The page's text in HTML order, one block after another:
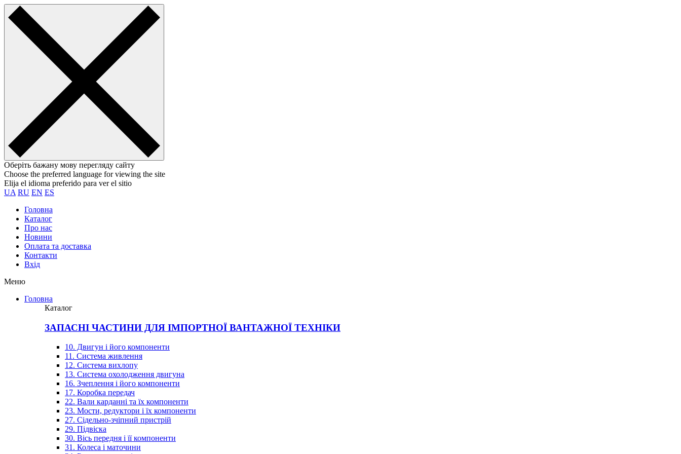
Оберіть бажану мову перегляду сайту
Choose the preferred language for viewing the site
Elija el idioma preferido para ver el sitio
UA RU EN ES
Головна
Каталог
Про нас
Новини
Оплата та доставка
Контакти
Вхiд
Меню
Головна
Каталог
ЗАПАСНІ ЧАСТИНИ ДЛЯ ІМПОРТНОЇ ВАНТАЖНОЇ ТЕХНІКИ
10. Двигун і його компоненти
11. Система живлення
12. Система вихлопу
13. Система охолодження двигуна
16. Зчеплення і його компоненти
17. Коробка передач
22. Вали карданні та їх компоненти
23. Мости, редуктори і їх компоненти
27. Сідельно-зчіпний пристрій
29. Підвіска
30. Вісь передня і її компоненти
31. Колеса і маточини